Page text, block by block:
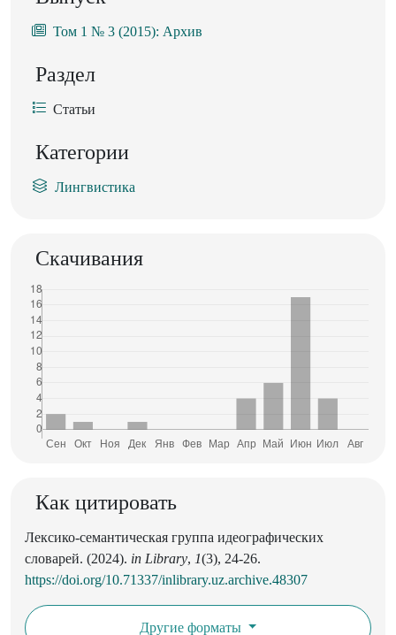
Том 1 № 3 (2015): Архив
Раздел
Статьи
Категории
Лингвистика
Скачивания
Как цитировать
Лексико-семантическая группа идеографических
словарей. (2024). in Library, 1(3), 24-26.
https://doi.org/10.71337/inlibrary.uz.archive.48307
Другие форматы